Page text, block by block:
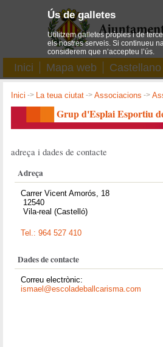
Inici Mapa web Castellano
Inici -> La teua ciutat ->Associacions ->
Grup d'Esplai Esportiu
adreça i dades de contacte
Adreça
Carrer Vicent Amorós, 18
12540
Vila-real (Castelló)
Tel.: 964 527 410
Dades de contacte
Correu electrònic:
ismael@escoladeballcarisma.com
Ús de galletes
Utilitzem galletes pròpies i de
els nostres serveis. Si continueu
considerem que n’accepteu l’ús.